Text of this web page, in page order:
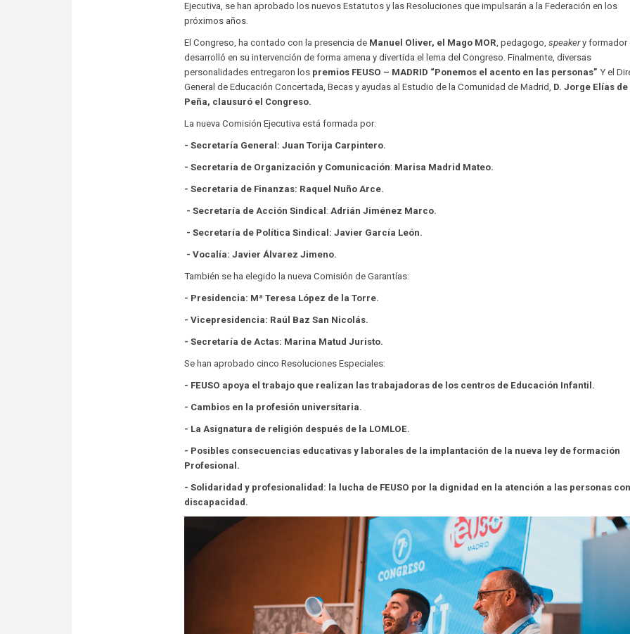
Ejecutiva, se han aprobado los nuevos Estatutos y las Resoluciones que impulsarán a la Federación en los
próximos años.
El Congreso, ha contado con la presencia de Manuel Oliver, el Mago MOR, pedagogo,speakery formador
desarrolló en su intervención de forma amena y divertida el lema del Congreso. Finalmente, diversas
personalidades entregaron los premios FEUSO – MADRID “Ponemos el acento en las personas” Y el
General de Educación Concertada, Becas y ayudas al Estudio de la Comunidad de Madrid, D. Jorge Elías de
Peña, clausuró el Congreso.
La nueva Comisión Ejecutiva está formada por:
- Secretaría General: Juan Torija Carpintero.
- Secretaria de Organización y Comunicación: Marisa Madrid Mateo.
- Secretaria de Finanzas: Raquel Nuño Arce.
- Secretaría de Acción Sindical :Adrián Jiménez Marco.
- Secretaría de Política Sindical: Javier García León.
- Vocalía: Javier Álvarez Jimeno.
También se ha elegido la nueva Comisión de Garantías:
- Presidencia: Mª Teresa López de la Torre.
- Vicepresidencia: Raúl Baz San Nicolás.
- Secretaría de Actas: Marina Matud Juristo.
Se han aprobado cinco Resoluciones Especiales:
- FEUSO apoya el trabajo que realizan las trabajadoras de los centros de Educación Infantil.
- Cambios en la profesión universitaria.
- La Asignatura de religión después de la LOMLOE.
- Posibles consecuencias educativas y laborales de la implantación de la nueva ley de formación
Profesional.
- Solidaridad y profesionalidad: la lucha de FEUSO por la dignidad en la atención a las personas
discapacidad.